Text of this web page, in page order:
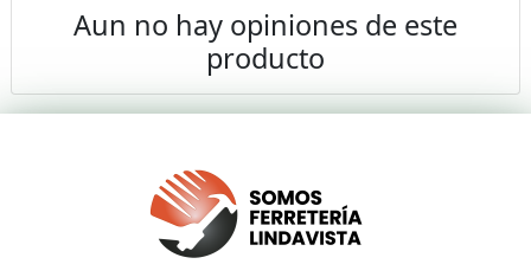
Aun no hay opiniones de este
producto